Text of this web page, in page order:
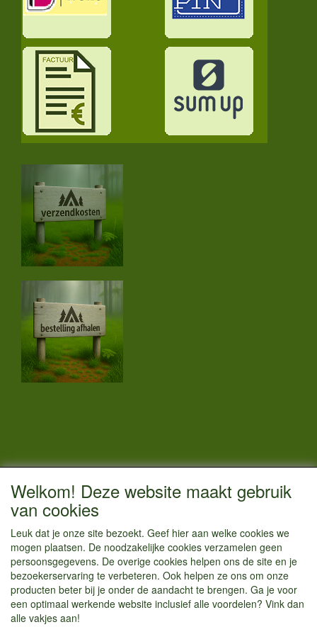
CONTACTGEGEVENS
Vestigingsadres:
Einsteinstraat 52
1433 BG Kudelstaart
info@kamperenenzo.nl
Tel : 06 125 82 112
Handelend onder
Welkom! Deze website maakt gebruik
van cookies
Leuk dat je onze site bezoekt. Geef hier aan welke cookies we
mogen plaatsen. De noodzakelijke cookies verzamelen geen
persoonsgegevens. De overige cookies helpen ons de site en je
bezoekerservaring te verbeteren. Ook helpen ze ons om onze
producten beter bij je onder de aandacht te brengen. Ga je voor
een optimaal werkende website inclusief alle voordelen? Vink dan
alle vakjes aan!